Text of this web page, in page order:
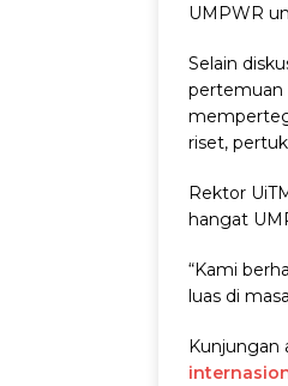
UMPWR
Selain
pertemuan
riset,
Rektor
hangat
“Kami
luas di
Kunjungan